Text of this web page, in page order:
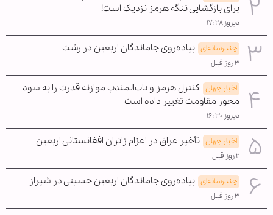
برای بازگشایی تنگه هرمز نزدیک است!
دیروز ۱۷:۲۸
چندرسانه‌ای پیاده‌روی جاماندگان اربعین در رشت
۳ روز قبل
اخبار جهان کنترل هرمز و باب‌المندب موازنه قدرت را به سود
محور مقاومت تغییر داده است
دیروز ۱۶:۳۰
اخبار جهان تأخیر عراق در اعزام زائران افغانستانی اربعین
۲ روز قبل
چندرسانه‌ای پیاده‌روی جاماندگان اربعین حسینی در شیراز
۳ روز قبل